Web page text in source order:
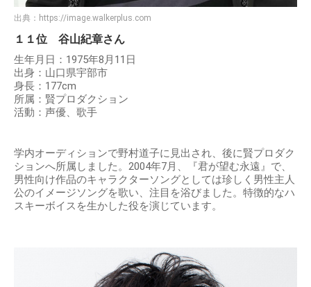
出典： https://image.walkerplus.com
１１位 谷山紀章さん
生年月日：1975年8月11日
出身：山口県宇部市
身長：177cm
所属：賢プロダクション
活動：声優、歌手
学内オーディションで野村道子に見出され、後に賢プロダク
ションへ所属しました。2004年7月、『君が望む永遠』で、
男性向け作品のキャラクターソングとしては珍しく男性主人
公のイメージソングを歌い、注目を浴びました。特徴的なハ
スキーボイスを生かした役を演じています。